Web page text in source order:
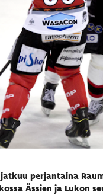
perjantaina
Ässien ja Lukon